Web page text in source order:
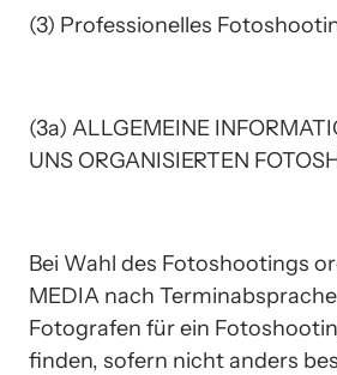
(3) Professionelles
(3a) ALLGEMEINE
UNS ORGANISIERTEN
Bei Wahl des Fotoshootings
MEDIA nach
Fotografen für ein
finden, sofern nicht anders